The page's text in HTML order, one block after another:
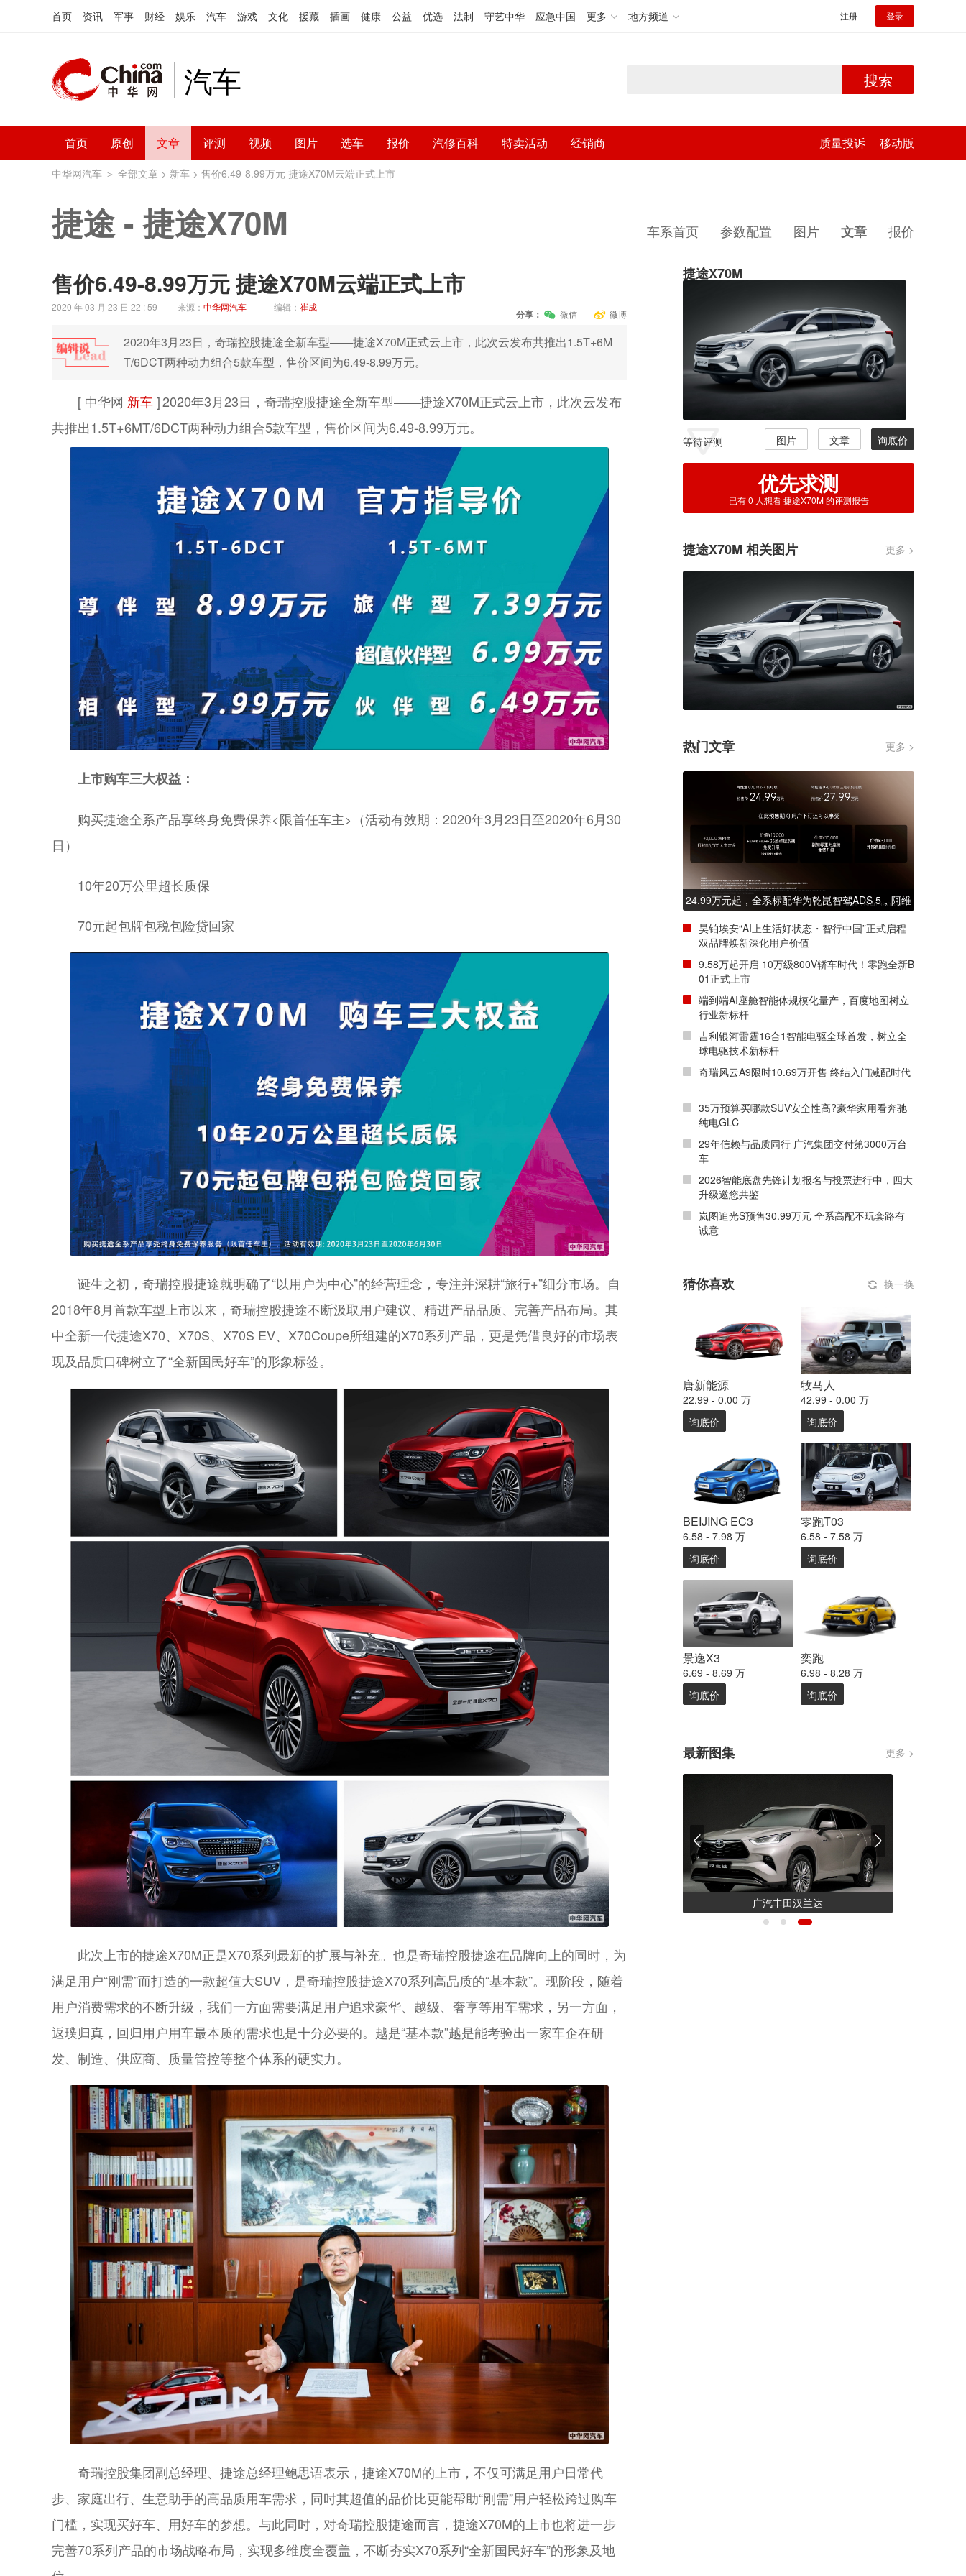
首页 资讯 军事 财经 娱乐 汽车 游戏 文化 援藏 插画 健康 公益 优选 法制 守艺中华 应急中国 更多 地方频道 注册 登录
汽车 搜索
首页 原创 文章 评测 视频 图片 选车 报价 汽修百科 特卖活动 经销商 质量投诉 移动版
中华网汽车 ＞ 全部文章 > 新车 > 售价6.49-8.99万元 捷途X70M云端正式上市
捷途-捷途X70M 车系首页 参数配置 图片 文章 报价
售价6.49-8.99万元 捷途X70M云端正式上市
2020 年 03 月 23 日 22 : 59 来源： 中华网汽车 编辑： 崔成
分享： 微信 微博
2020年3月23日，奇瑞控股捷途全新车型——捷途X70M正式云上市，此次云发布共推出1.5T+6M
T/6DCT两种动力组合5款车型，售价区间为6.49-8.99万元。
[ 中华网 新车]2020年3月23日，奇瑞控股捷途全新车型——捷途X70M正式云上市，此次云发布
共推出1.5T+6MT/6DCT两种动力组合5款车型，售价区间为6.49-8.99万元。
上市购车三大权益：
购买捷途全系产品享终身免费保养<限首任车主>（活动有效期：2020年3月23日至2020年6月30
日）
10年20万公里超长质保
70元起包牌包税包险贷回家
诞生之初，奇瑞控股捷途就明确了“以用户为中心”的经营理念，专注并深耕“旅行+”细分市场。自
2018年8月首款车型上市以来，奇瑞控股捷途不断汲取用户建议、精进产品品质、完善产品布局。其
中全新一代捷途X70、X70S、X70S EV、X70Coupe所组建的X70系列产品，更是凭借良好的市场表
现及品质口碑树立了“全新国民好车”的形象标签。
此次上市的捷途X70M正是X70系列最新的扩展与补充。也是奇瑞控股捷途在品牌向上的同时，为
满足用户“刚需”而打造的一款超值大SUV，是奇瑞控股捷途X70系列高品质的“基本款”。现阶段，随着
用户消费需求的不断升级，我们一方面需要满足用户追求豪华、越级、奢享等用车需求，另一方面，
返璞归真，回归用户用车最本质的需求也是十分必要的。越是“基本款”越是能考验出一家车企在研
发、制造、供应商、质量管控等整个体系的硬实力。
奇瑞控股集团副总经理、捷途总经理鲍思语表示，捷途X70M的上市，不仅可满足用户日常代
步、家庭出行、生意助手的高品质用车需求，同时其超值的品价比更能帮助“刚需”用户轻松跨过购车
门槛，实现买好车、用好车的梦想。与此同时，对奇瑞控股捷途而言，捷途X70M的上市也将进一步
完善70系列产品的市场战略布局，实现多维度全覆盖，不断夯实X70系列“全新国民好车”的形象及地
捷途X70M
等待评测 图片 文章 询底价
优先求测
已有0 人想看 捷途X70M 的评测报告
捷途X70M 相关图片 更多 >
热门文章 更多 >
24.99万元起，全系标配华为乾崑智驾ADS 5，阿维
塔07L正式开启预售
昊铂埃安“AI上生活好状态・智行中国”正式启程
双品牌焕新深化用户价值
9.58万起开启 10万级800V轿车时代！零跑全新B
01正式上市
端到端AI座舱智能体规模化量产，百度地图树立
行业新标杆
吉利银河雷霆16合1智能电驱全球首发，树立全
球电驱技术新标杆
奇瑞风云A9限时10.69万开售 终结入门减配时代
35万预算买哪款SUV安全性高?豪华家用看奔驰
纯电GLC
29年信赖与品质同行 广汽集团交付第3000万台
车
2026智能底盘先锋计划报名与投票进行中，四大
升级邀您共鉴
岚图追光S预售30.99万元 全系高配不玩套路有
诚意
猜你喜欢 换一换
唐新能源
22.99 - 0.00 万
询底价
牧马人
42.99 - 0.00 万
询底价
BEIJING EC3
6.58 - 7.98 万
询底价
零跑T03
6.58 - 7.58 万
询底价
景逸X3
6.69 - 8.69 万
询底价
奕跑
6.98 - 8.28 万
询底价
最新图集 更多 >
新宝骏Valli向往